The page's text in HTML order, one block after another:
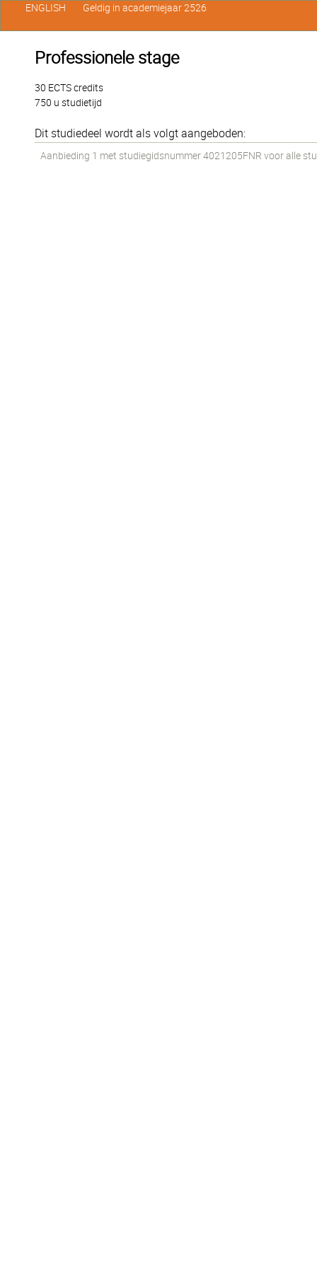
Professionele stage
30 ECTS credits
750 u studietijd
Dit studiedeel wordt als volgt aangeboden:
Aanbieding 1 met studiegidsnummer 4021205FNR voor alle
ENGLISH Geldig in academiejaar 2526